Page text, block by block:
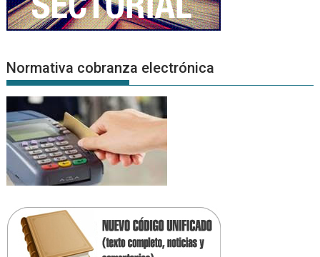
Normativa cobranza electrónica